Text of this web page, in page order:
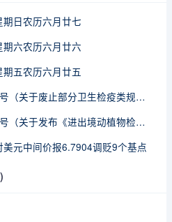
日农历六月廿七
六农历六月廿六
五农历六月廿五
海关总署公告2026年第112号（关于废止部分卫生检疫类规范性文件的公告）
海关总署公告2026年第111号（关于发布《进出境动植物检疫处理监督管理工作规定》《进出境卫生处理监督管理工作规定》的公告）
元中间价报6.7904调贬9个基点